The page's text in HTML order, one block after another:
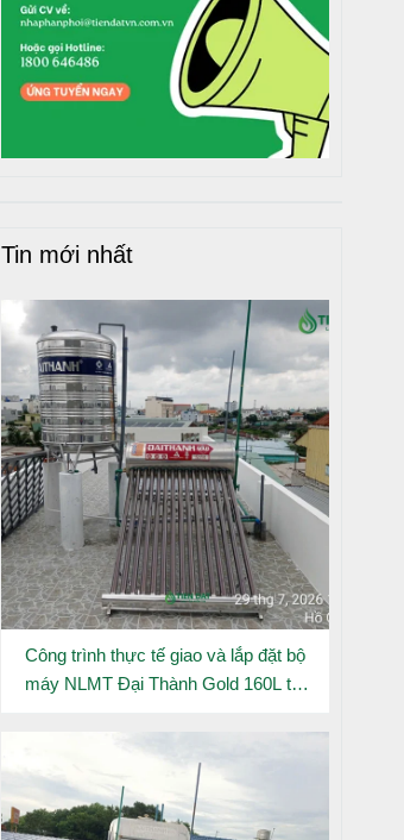
Tin mới nhất
Công trình thực tế giao và lắp đặt bộ
máy NLMT Đại Thành Gold 160L tại